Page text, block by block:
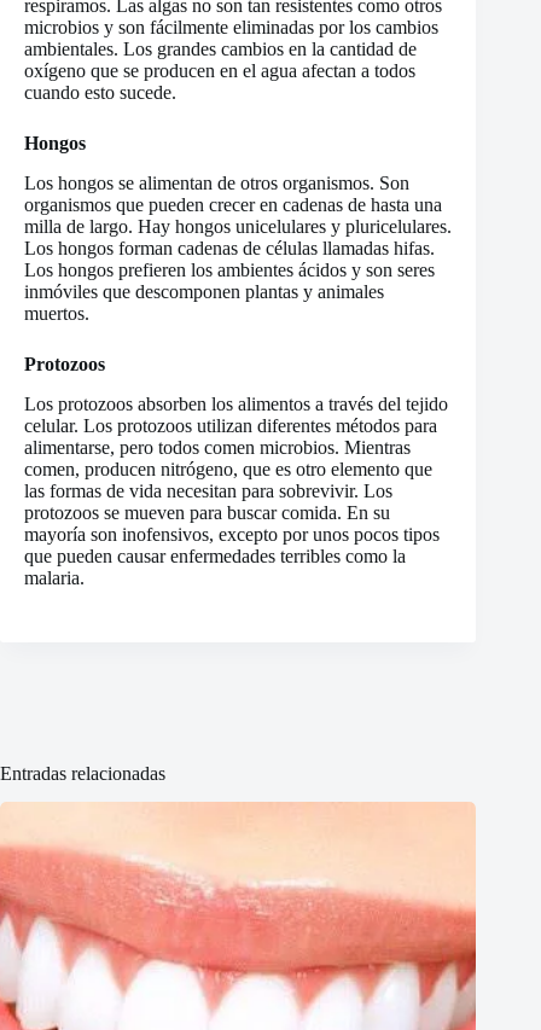
respiramos. Las algas no son tan resistentes como otros
microbios y son fácilmente eliminadas por los cambios
ambientales. Los grandes cambios en la cantidad de
oxígeno que se producen en el agua afectan a todos
cuando esto sucede.
Hongos
Los hongos se alimentan de otros organismos. Son
organismos que pueden crecer en cadenas de hasta una
milla de largo. Hay hongos unicelulares y pluricelulares.
Los hongos forman cadenas de células llamadas hifas.
Los hongos prefieren los ambientes ácidos y son seres
inmóviles que descomponen plantas y animales
muertos.
Protozoos
Los protozoos absorben los alimentos a través del tejido
celular. Los protozoos utilizan diferentes métodos para
alimentarse, pero todos comen microbios. Mientras
comen, producen nitrógeno, que es otro elemento que
las formas de vida necesitan para sobrevivir. Los
protozoos se mueven para buscar comida. En su
mayoría son inofensivos, excepto por unos pocos tipos
que pueden causar enfermedades terribles como la
malaria.
Entradas relacionadas